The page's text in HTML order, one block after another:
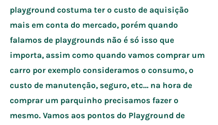
playground costuma ter o custo de aquisição
mais em conta do mercado, porém quando
falamos de playgrounds não é só isso que
importa, assim como quando vamos comprar um
carro por exemplo consideramos o consumo, o
custo de manutenção, seguro, etc… na hora de
comprar um parquinho precisamos fazer o
mesmo. Vamos aos pontos do Playground de